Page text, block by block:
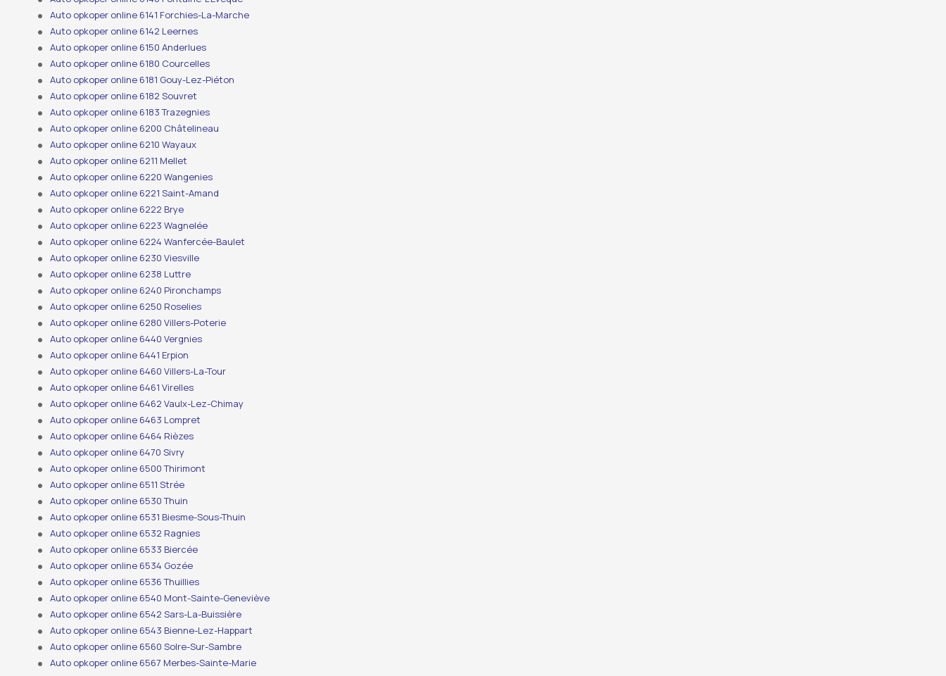
Auto opkoper online 6141 Forchies-La-Marche
Auto opkoper online 6142 Leernes
Auto opkoper online 6150 Anderlues
Auto opkoper online 6180 Courcelles
Auto opkoper online 6181 Gouy-Lez-Piéton
Auto opkoper online 6182 Souvret
Auto opkoper online 6183 Trazegnies
Auto opkoper online 6200 Châtelineau
Auto opkoper online 6210 Wayaux
Auto opkoper online 6211 Mellet
Auto opkoper online 6220 Wangenies
Auto opkoper online 6221 Saint-Amand
Auto opkoper online 6222 Brye
Auto opkoper online 6223 Wagnelée
Auto opkoper online 6224 Wanfercée-Baulet
Auto opkoper online 6230 Viesville
Auto opkoper online 6238 Luttre
Auto opkoper online 6240 Pironchamps
Auto opkoper online 6250 Roselies
Auto opkoper online 6280 Villers-Poterie
Auto opkoper online 6440 Vergnies
Auto opkoper online 6441 Erpion
Auto opkoper online 6460 Villers-La-Tour
Auto opkoper online 6461 Virelles
Auto opkoper online 6462 Vaulx-Lez-Chimay
Auto opkoper online 6463 Lompret
Auto opkoper online 6464 Rièzes
Auto opkoper online 6470 Sivry
Auto opkoper online 6500 Thirimont
Auto opkoper online 6511 Strée
Auto opkoper online 6530 Thuin
Auto opkoper online 6531 Biesme-Sous-Thuin
Auto opkoper online 6532 Ragnies
Auto opkoper online 6533 Biercée
Auto opkoper online 6534 Gozée
Auto opkoper online 6536 Thuillies
Auto opkoper online 6540 Mont-Sainte-Geneviève
Auto opkoper online 6542 Sars-La-Buissière
Auto opkoper online 6543 Bienne-Lez-Happart
Auto opkoper online 6560 Solre-Sur-Sambre
Auto opkoper online 6567 Merbes-Sainte-Marie